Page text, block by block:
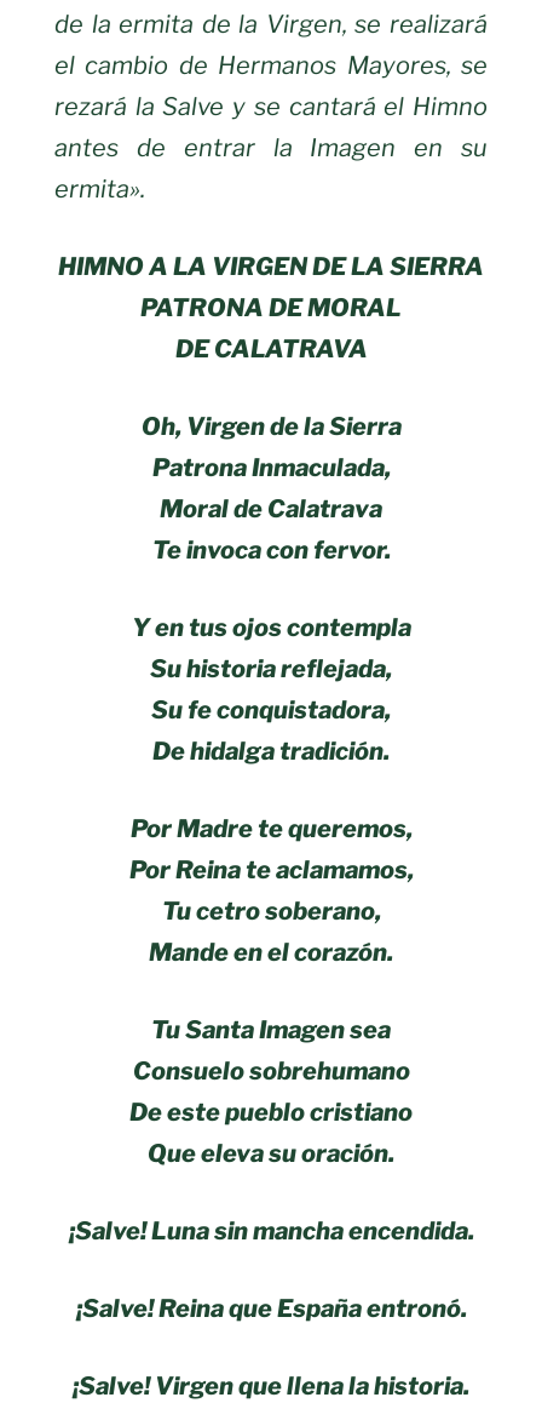
de la ermita de la Virgen, se realizará
el cambio de Hermanos Mayores, se
rezará la Salve y se cantará el Himno
antes de entrar la Imagen en su
ermita».
HIMNO A LA VIRGEN DE LA SIERRA
PATRONA DE MORAL
DE CALATRAVA
Oh, Virgen de la Sierra
Patrona Inmaculada,
Moral de Calatrava
Te invoca con fervor.
Y en tus ojos contempla
Su historia reflejada,
Su fe conquistadora,
De hidalga tradición.
Por Madre te queremos,
Por Reina te aclamamos,
Tu cetro soberano,
Mande en el corazón.
Tu Santa Imagen sea
Consuelo sobrehumano
De este pueblo cristiano
Que eleva su oración.
¡Salve! Luna sin mancha encendida.
¡Salve! Reina que España entronó.
¡Salve! Virgen que llena la historia.